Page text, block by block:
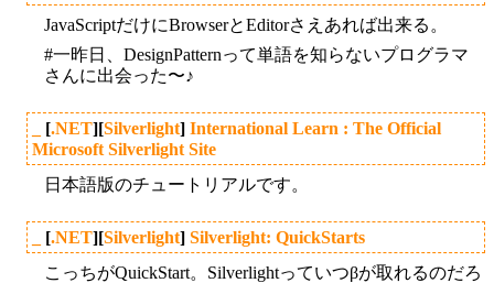
JavaScriptだけにBrowserとEditorさえあれば出来る。
#一昨日、DesignPatternって単語を知らないプログラマ
さんに出会った〜♪
[.NET][Silverlight] International Learn : The Official
Microsoft Silverlight Site
日本語版のチュートリアルです。
[.NET][Silverlight] Silverlight: QuickStarts
こっちがQuickStart。Silverlightっていつβが取れるのだろ